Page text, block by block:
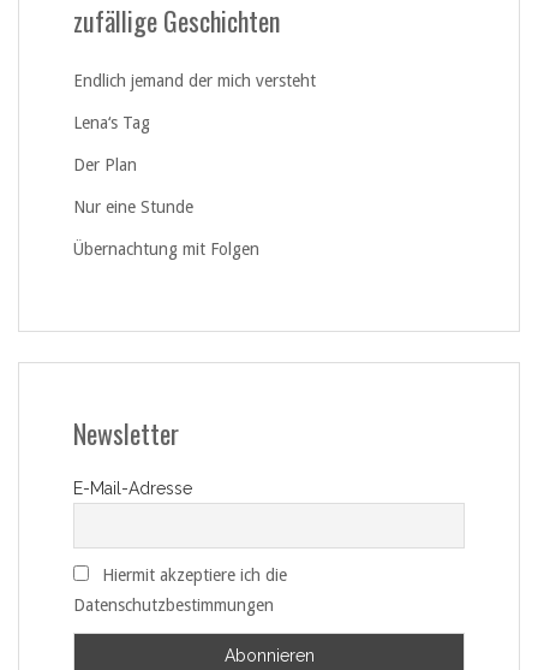
zufällige Geschichten
Endlich jemand der mich versteht
Lena‘s Tag
Der Plan
Nur eine Stunde
Übernachtung mit Folgen
Newsletter
E-Mail-Adresse
Hiermit akzeptiere ich die
Datenschutzbestimmungen